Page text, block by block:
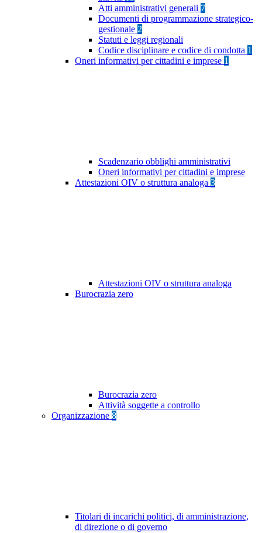
Atti amministrativi generali 7
Documenti di programmazione strategico-
gestionale 2
Statuti e leggi regionali
Codice disciplinare e codice di condotta 1
Oneri informativi per cittadini e imprese 1
Scadenzario obblighi amministrativi
Oneri informativi per cittadini e imprese
Attestazioni OIV o struttura analoga 3
Attestazioni OIV o struttura analoga
Burocrazia zero
Burocrazia zero
Attività soggette a controllo
Organizzazione 8
Titolari di incarichi politici, di amministrazione,
di direzione o di governo